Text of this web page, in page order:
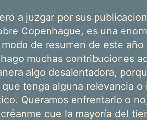
a juzgar por sus
Copenhague, es una
de resumen de este año
muchas contribuciones
algo desalentadora,
tenga alguna relevancia o
Queramos enfrentarlo o
que la mayoría del